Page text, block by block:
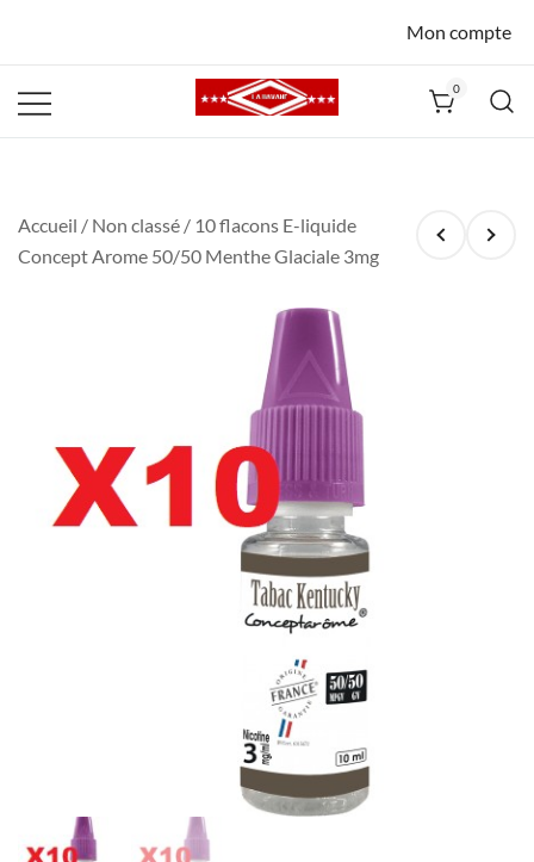
Mon compte
0
Accueil / Non classé / 10 flacons E-liquide
Concept Arome 50/50 Menthe Glaciale 3mg